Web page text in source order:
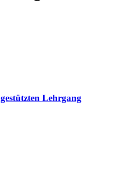
Lehrgang